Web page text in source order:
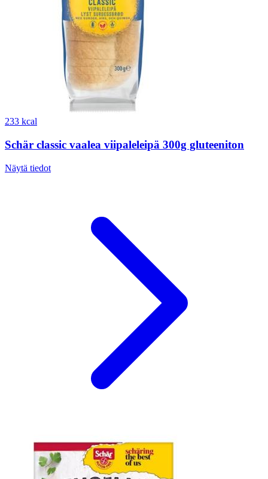
233 kcal
Schär classic vaalea viipaleleipä 300g gluteeniton
Näytä tiedot